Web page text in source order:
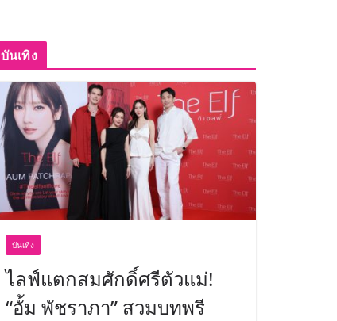
บันเทิง
บันเทิง
ไลฟ์แตกสมศักดิ์ศรีตัวแม่!
“อั้ม พัชราภา” สวมบทพรี